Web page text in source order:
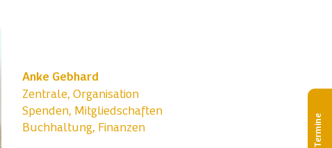
Termine
Anke Gebhard
Zentrale, Organisation
Spenden, Mitgliedschaften
Buchhaltung, Finanzen